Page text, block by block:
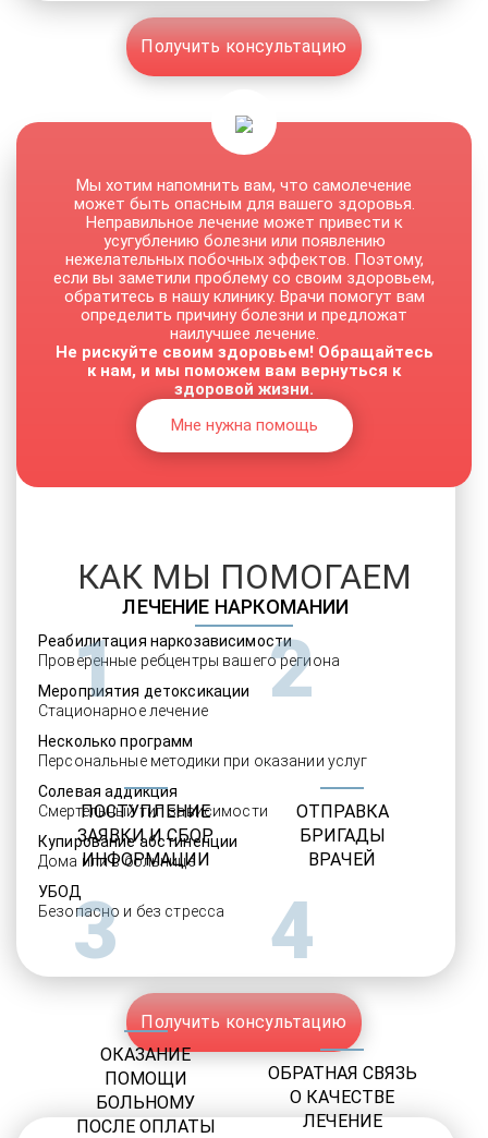
Получить консультацию
ЛЕЧЕНИЕ НАРКОМАНИИ
Реабилитация наркозависимости
Проверенные ребцентры вашего региона
Мероприятия детоксикации
Стационарное лечение
Несколько программ
Персональные методики при оказании услуг
Солевая аддикция
Смертельный тип зависимости
Купирование абстиненции
Дома или в больнице
УБОД
Безопасно и без стресса
Получить консультацию
Мы хотим напомнить вам, что самолечение
может быть опасным для вашего здоровья.
Неправильное лечение может привести к
усугублению болезни или появлению
нежелательных побочных эффектов. Поэтому,
если вы заметили проблему со своим здоровьем,
обратитесь в нашу клинику. Врачи помогут вам
определить причину болезни и предложат
наилучшее лечение.
Не рискуйте своим здоровьем! Обращайтесь
к нам, и мы поможем вам вернуться к
здоровой жизни.
Мне нужна помощь
КАК МЫ ПОМОГАЕМ
1
ПОСТУПЛЕНИЕ
ЗАЯВКИ И СБОР
ИНФОРМАЦИИ
2
ОТПРАВКА
БРИГАДЫ
ВРАЧЕЙ
3
ОКАЗАНИЕ
ПОМОЩИ
БОЛЬНОМУ
ПОСЛЕ ОПЛАТЫ
4
ОБРАТНАЯ СВЯЗЬ
О КАЧЕСТВЕ
ЛЕЧЕНИЕ